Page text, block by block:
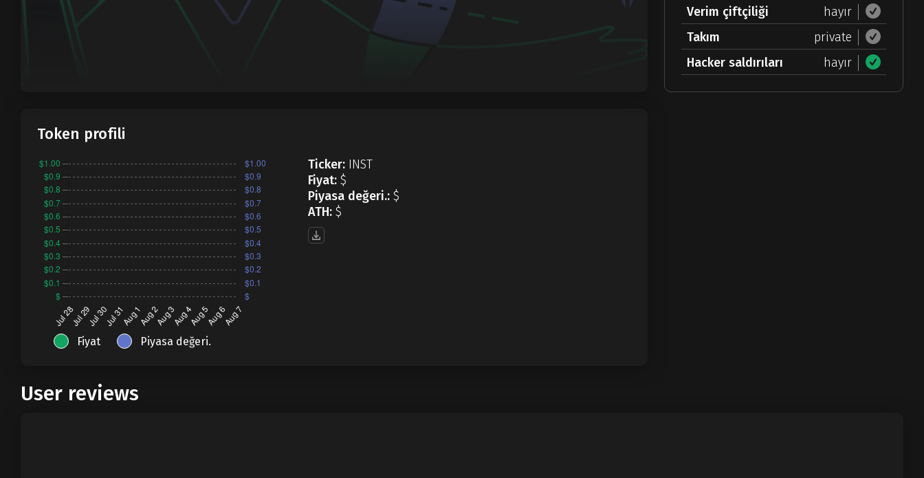
Verim çiftçiliği
hayır
Takım
private
Hacker saldırıları
hayır
Token profili
Fiyat Piyasa değeri.
Ticker: INST
Fiyat: $
Piyasa değeri.: $
ATH: $
User reviews